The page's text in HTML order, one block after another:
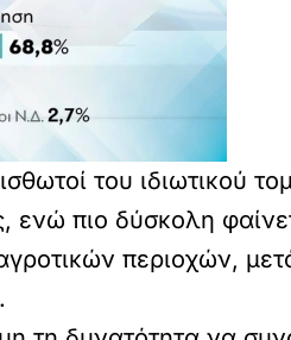
του
ενώ πιο δύσκολη
περιοχών,